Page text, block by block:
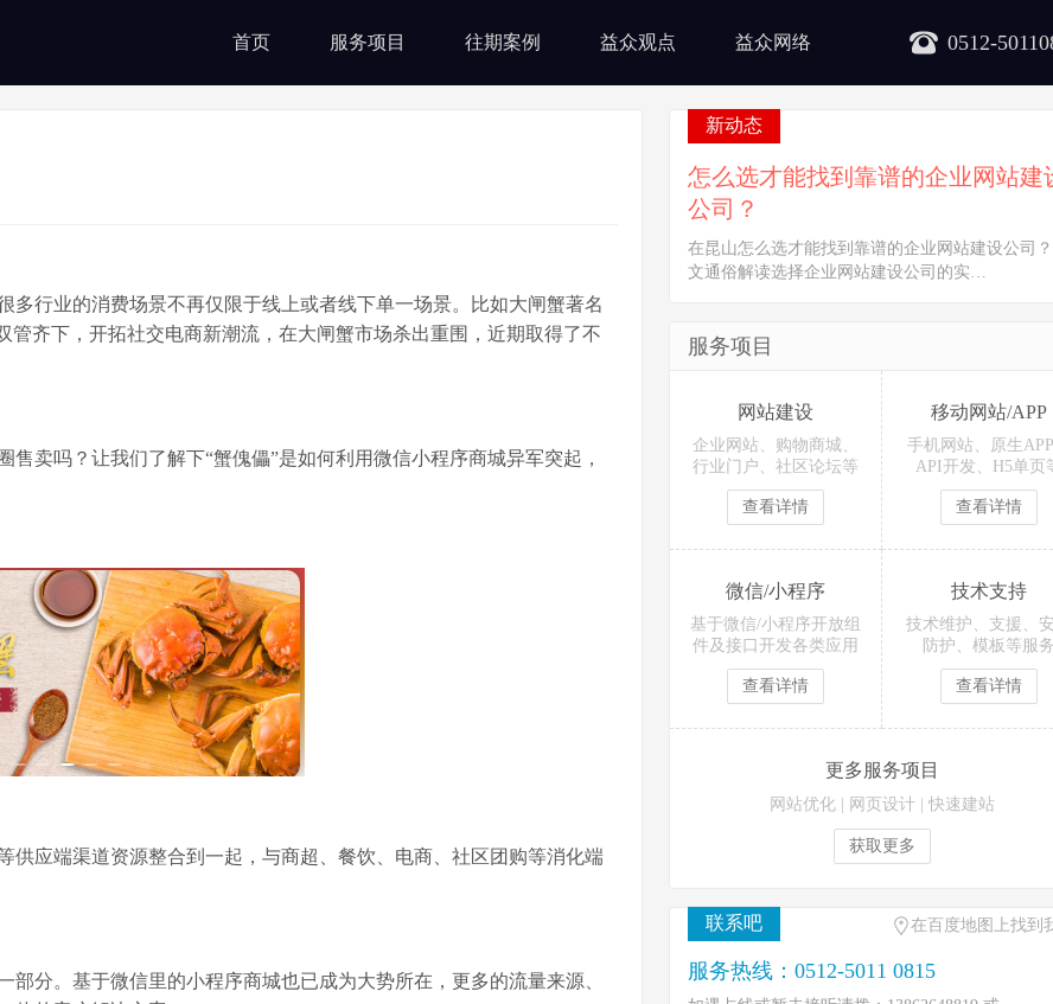
0512-
首页 服务项目 往期案例 益众观点 益众网络
行业的消费场景不再仅限于线上或者线下单一场景。比如大闸蟹著名
齐下，开拓社交电商新潮流，在大闸蟹市场杀出重围，近期取得了不
售卖吗？让我们了解下“蟹傀儡”是如何利用微信小程序商城异军突起，
供应端渠道资源整合到一起，与商超、餐饮、电商、社区团购等消化端
部分。基于微信里的小程序商城也已成为大势所在，更多的流量来源、
新动态
怎么选才能找到靠谱的企业网站建
公司？
在昆山怎么选才能找到靠谱的企业网站建设公司
文通俗解读选择企业网站建设公司的实…
服务项目
网站建设
企业网站、购物商城、
行业门户、社区论坛等
查看详情
移动网站/APP
手机网站、原生
API开发、H5单页
查看详情
微信/小程序
基于微信/小程序开放组
件及接口开发各类应用
查看详情
技术支持
技术维护、支援、
防护、模板等服
查看详情
更多服务项目
网站优化 网页设计 快速建站
获取更多
联系吧 在百度地图上找到
服务热线：0512-5011 0815